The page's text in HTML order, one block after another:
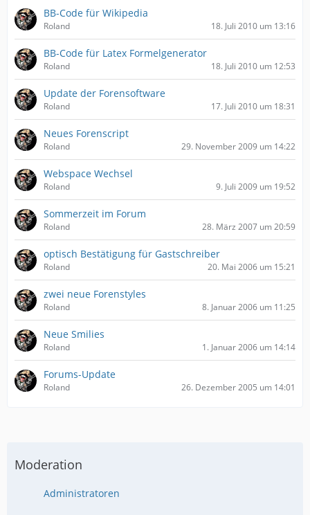
BB-Code für Wikipedia
Roland 18. Juli 2010 um 13:16
BB-Code für Latex Formelgenerator
Roland 18. Juli 2010 um 12:53
Update der Forensoftware
Roland 17. Juli 2010 um 18:31
Neues Forenscript
Roland 29. November 2009 um 14:22
Webspace Wechsel
Roland 9. Juli 2009 um 19:52
Sommerzeit im Forum
Roland 28. März 2007 um 20:59
optisch Bestätigung für Gastschreiber
Roland 20. Mai 2006 um 15:21
zwei neue Forenstyles
Roland 8. Januar 2006 um 11:25
Neue Smilies
Roland 1. Januar 2006 um 14:14
Forums-Update
Roland 26. Dezember 2005 um 14:01
Moderation
Administratoren